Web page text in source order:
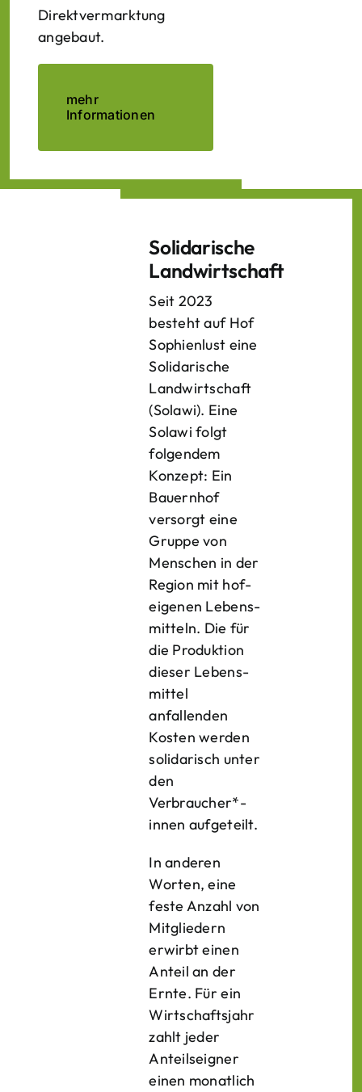
Direktvermarktung
angebaut.
mehr
Informationen
Solidarische
Landwirtschaft
Seit 2023
besteht auf Hof
Sophienlust eine
Solidarische
Landwirtschaft
(Solawi). Eine
Solawi folgt
folgendem
Konzept: Ein
Bauern­hof
versorgt eine
Gruppe von
Menschen in der
Region mit hof­
eigenen Lebens­
mitteln. Die für
die Produktion
dieser Lebens­
mittel
anfallenden
Kosten werden
solidarisch unter
den
Verbraucher*­
innen aufgeteilt.
In anderen
Worten, eine
feste Anzahl von
Mitgliedern
erwirbt einen
Anteil an der
Ernte. Für ein
Wirtschaftsjahr
zahlt jeder
Anteilseigner
einen monatlich